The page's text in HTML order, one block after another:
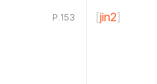
P.153 [jin2]